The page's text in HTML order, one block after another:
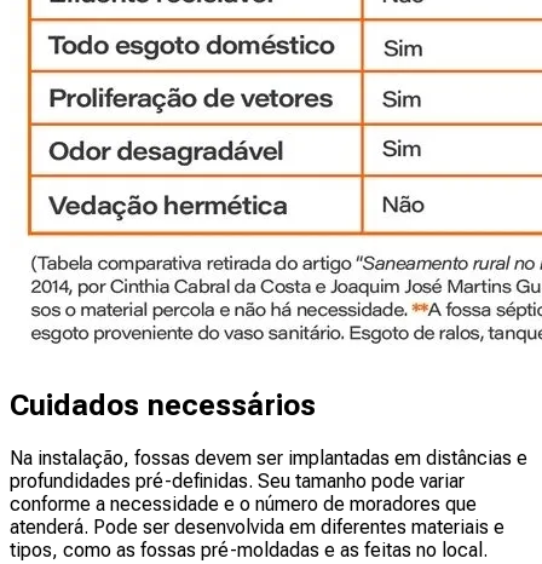
Cuidados necessários
Na instalação, fossas devem ser implantadas em distâncias e
profundidades pré-definidas. Seu tamanho pode variar
conforme a necessidade e o número de moradores que
atenderá. Pode ser desenvolvida em diferentes materiais e
tipos, como as fossas pré-moldadas e as feitas no local.